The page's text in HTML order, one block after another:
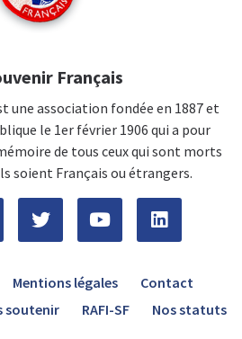
Français
une association fondée en 1887 et
le 1er février 1906 qui a pour
de tous ceux qui sont morts
soient Français ou étrangers.
Mentions légales
Contact
soutenir RAFI-SF Nos statuts